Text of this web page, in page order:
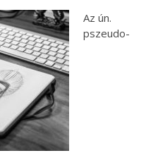
Az ún.
pszeudo-